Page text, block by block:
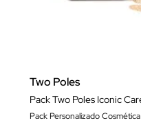
Two Poles
Pack Personalizado Cosmética